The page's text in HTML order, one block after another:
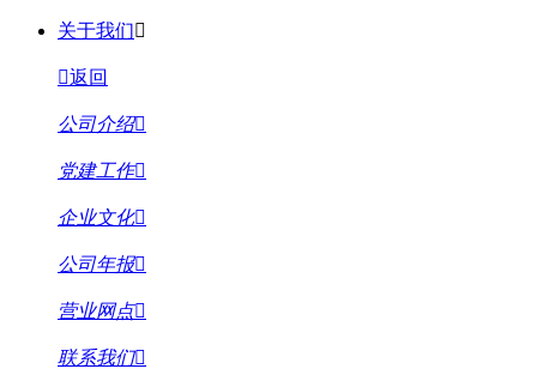
关于我们
返回
公司介绍
党建工作
企业文化
公司年报
营业网点
联系我们